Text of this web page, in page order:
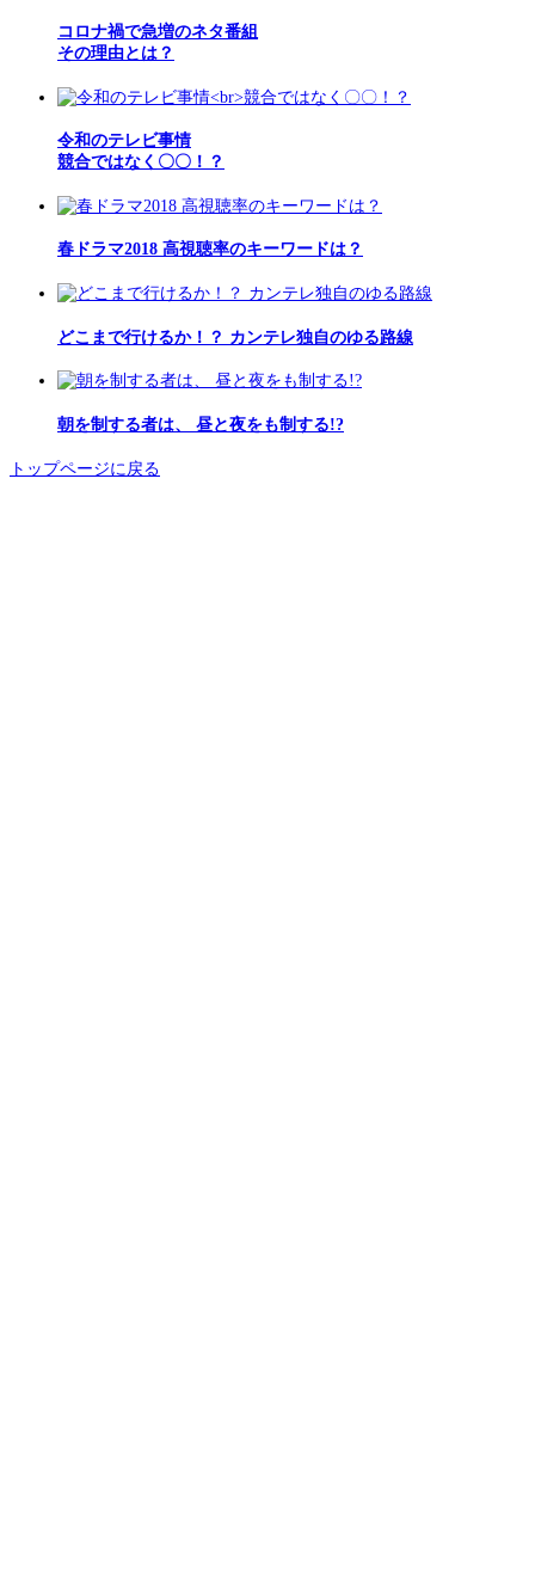
コロナ禍で急増のネタ番組
その理由とは？
令和のテレビ事情
競合ではなく〇〇！？
春ドラマ2018 高視聴率のキーワードは？
どこまで行けるか！？ カンテレ独自のゆる路線
朝を制する者は、 昼と夜をも制する!?
トップページに戻る